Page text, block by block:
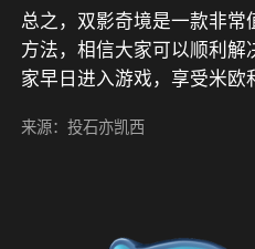
总之，双影奇境是一款非
方法，相信大家可以顺利
家早日进入游戏，享受米欧
来源：投石亦凯西